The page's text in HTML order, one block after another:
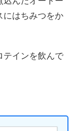
にはちみつをか
テインを飲んで